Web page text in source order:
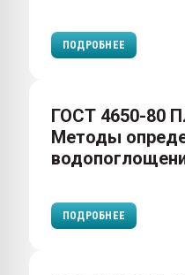
ПОДРОБНЕЕ
ГОСТ 4650-80
Методы
ПОДРОБНЕЕ